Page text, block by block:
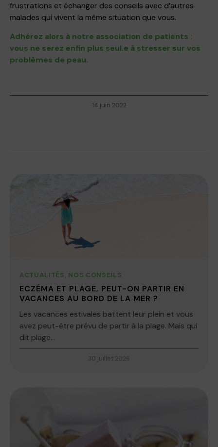
frustrations et échanger des conseils avec d’autres
malades qui vivent la même situation que vous.
Adhérez alors à notre association de patients :
vous ne serez enfin plus seul.e à stresser sur vos
problèmes de peau.
14 juin 2022
ACTUALITÉS, NOS CONSEILS
ECZÉMA ET PLAGE, PEUT-ON PARTIR EN
VACANCES AU BORD DE LA MER ?
Les vacances estivales battent leur plein et vous
avez peut-être prévu de partir à la plage. Mais qui
dit plage...
30 juillet 2026